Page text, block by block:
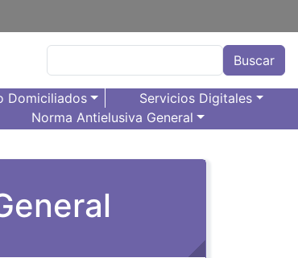
Buscar
Domiciliados
Servicios Digitales
Norma Antielusiva General